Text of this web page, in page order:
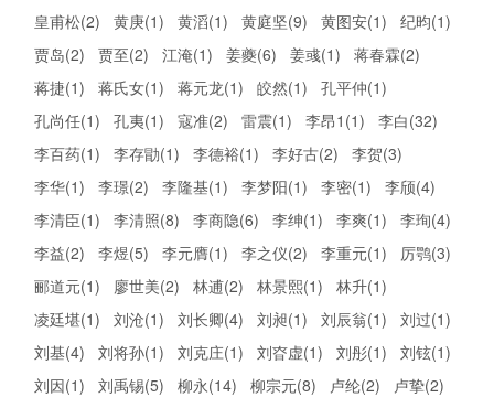
皇甫松(2)
黄庚(1) 黄滔(1) 黄庭坚(9) 黄图安(1)
纪昀(1)
贾岛(2)
贾至(2) 江淹(1) 姜夔(6) 姜彧(1)
蒋春霖(2)
蒋捷(1)
蒋氏女(1) 蒋元龙(1) 皎然(1)
孔平仲(1)
孔尚任(1)
孔夷(1) 寇准(2) 雷震(1) 李昂1(1)
李白(32)
李百药(1)
李存勖(1) 李德裕(1) 李好古(2)
李贺(3)
李华(1)
李璟(2) 李隆基(1) 李梦阳(1) 李密(1)
李颀(4)
李清臣(1)
李清照(8) 李商隐(6) 李绅(1) 李爽(1)
李珣(4)
李益(2)
李煜(5) 李元膺(1) 李之仪(2) 李重元(1)
厉鹗(3)
郦道元(1)
廖世美(2) 林逋(2) 林景熙(1)
林升(1)
凌廷堪(1)
刘沧(1) 刘长卿(4) 刘昶(1) 刘辰翁(1)
刘过(1)
刘基(4)
刘将孙(1) 刘克庄(1) 刘昚虚(1) 刘彤(1)
刘铉(1)
刘因(1)
刘禹锡(5) 柳永(14) 柳宗元(8) 卢纶(2)
卢挚(2)